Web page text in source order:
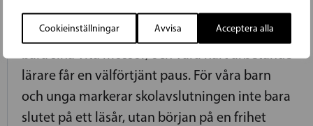
Cookieinställningar Avvisa Acceptera alla
förhoppningsvis Den blomstertid nu kommer
i skolor över hela landet. Studenterna får stolt
lärare får en välförtjänt paus. För våra barn
och unga markerar skolavslutningen inte bara
slutet på ett läsår, utan början på en frihet